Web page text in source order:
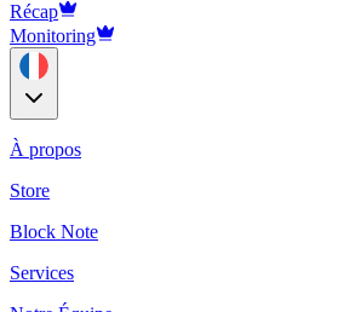
Récap
Monitoring
À propos
Store
Block Note
Services